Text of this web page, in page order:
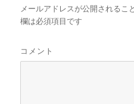
メールアドレスが公開されるこ
欄は必須項目です
コメント